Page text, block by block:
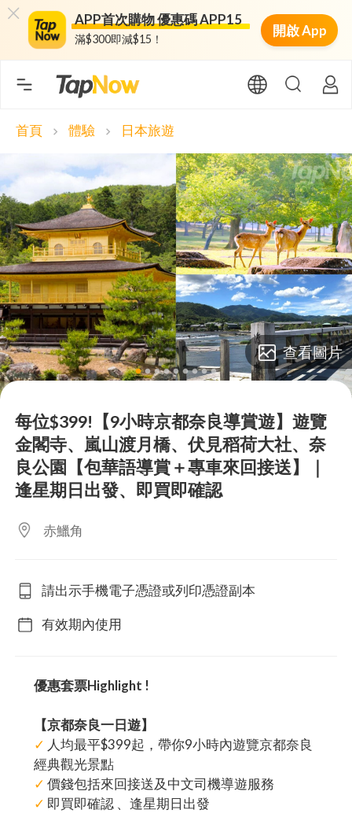
APP首次購物 優惠碼 APP15
滿$300即減$15！
開啟 App
首頁 chevron_right 體驗 chevron_right 日本旅遊
lens lens lens lens lens lens lens lens lens
查看圖片
每位$399!【9小時京都奈良導賞遊】遊覽
金閣寺、嵐山渡月橋、伏見稻荷大社、奈
良公園【包華語導賞＋專車來回接送】｜
逢星期日出發、即買即確認
赤鱲角
請出示手機電子憑證或列印憑證副本
有效期內使用
優惠套票Highlight !
【京都奈良一日遊】
✓ 人均最平$399起，帶你9小時內遊覽京都奈良
經典觀光景點
✓ 價錢包括來回接送及中文司機導遊服務
✓ 即買即確認 、逢星期日出發